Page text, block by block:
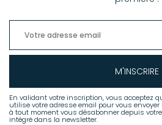
M'INSCRIRE
En validant votre inscription, vous acceptez
utilise votre adresse email pour vous
à tout moment vous désabonner depuis
intégré dans la newsletter.